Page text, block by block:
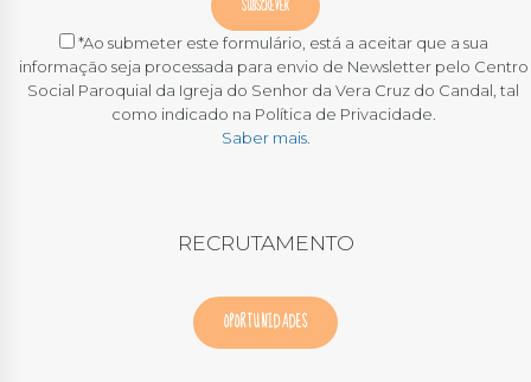
*Ao submeter este formulário, está a aceitar que a sua
informação seja processada para envio de Newsletter pelo Centro
Social Paroquial da Igreja do Senhor da Vera Cruz do Candal, tal
como indicado na Política de Privacidade.
Saber mais.
RECRUTAMENTO
OPORTUNIDADES